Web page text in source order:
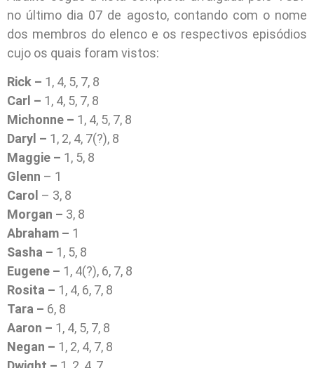
no último dia 07 de agosto, contando com o nome
dos membros do elenco e os respectivos episódios
cujo os quais foram vistos:
Rick – 1, 4, 5, 7, 8
Carl – 1, 4, 5, 7, 8
Michonne – 1, 4, 5, 7, 8
Daryl – 1, 2, 4, 7(?), 8
Maggie – 1, 5, 8
Glenn – 1
Carol – 3, 8
Morgan – 3, 8
Abraham – 1
Sasha – 1, 5, 8
Eugene – 1, 4(?), 6, 7, 8
Rosita – 1, 4, 6, 7, 8
Tara – 6, 8
Aaron – 1, 4, 5, 7, 8
Negan – 1, 2, 4, 7, 8